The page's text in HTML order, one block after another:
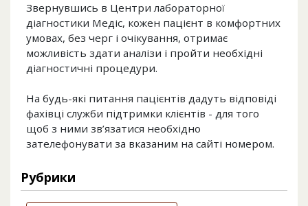
Звернувшись в Центри лабораторної
діагностики Медіс, кожен пацієнт в комфортних
умовах, без черг і очікування, отримає
можливість здати аналізи і пройти необхідні
діагностичні процедури.
На будь-які питання пацієнтів дадуть відповіді
фахівці служби підтримки клієнтів - для того
щоб з ними зв’язатися необхідно
зателефонувати за вказаним на сайті номером.
Рубрики